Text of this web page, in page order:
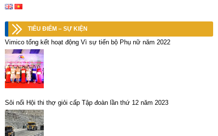
TIÊU ĐIỂM – SỰ KIỆN
Vimico tổng kết hoạt động Vì sự tiến bộ Phụ nữ năm 2022
Sôi nổi Hội thi thợ giỏi cấp Tập đoàn lần thứ 12 năm 2023